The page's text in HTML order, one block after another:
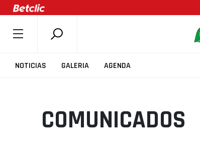
NOTICIAS GALERIA AGENDA
SOBRE A FPB
COMPETIÇÕES
ASSOCIAÇÕES
COMUNICADOS